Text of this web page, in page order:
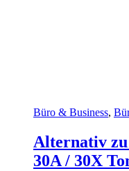
Büro & Business,
Alternativ zu
30A / 30X